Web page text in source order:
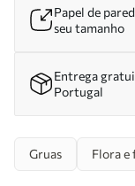
Papel de
seu tamanho
Entrega
Portugal
Gruas Flora e